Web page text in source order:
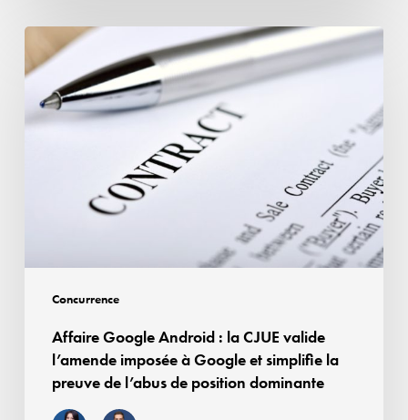
presse
afin
d’assurer
rémunération
Concurrence
Google
Android
:
à
Google
simplifie
preuve
Affaire Google Android : la CJUE valide
l’amende imposée à Google et simplifie la
preuve de l’abus de position dominante